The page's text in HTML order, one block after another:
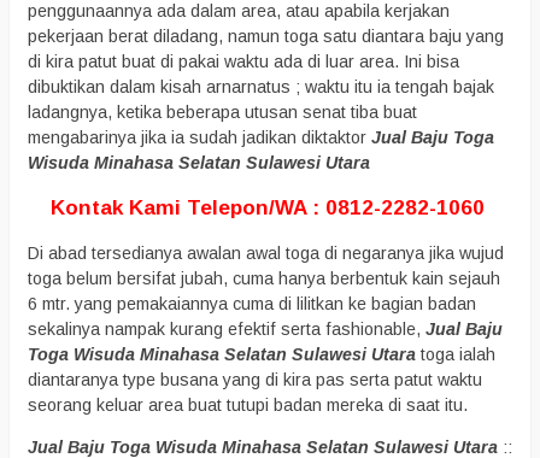
penggunaannya ada dalam area, atau apabila kerjakan
pekerjaan berat diladang, namun toga satu diantara baju yang
di kira patut buat di pakai waktu ada di luar area. Ini bisa
dibuktikan dalam kisah arnarnatus ; waktu itu ia tengah bajak
ladangnya, ketika beberapa utusan senat tiba buat
mengabarinya jika ia sudah jadikan diktaktor Jual Baju Toga
Wisuda Minahasa Selatan Sulawesi Utara
Kontak Kami Telepon/WA : 0812-2282-1060
Di abad tersedianya awalan awal toga di negaranya jika wujud
toga belum bersifat jubah, cuma hanya berbentuk kain sejauh
6 mtr. yang pemakaiannya cuma di lilitkan ke bagian badan
sekalinya nampak kurang efektif serta fashionable, Jual Baju
Toga Wisuda Minahasa Selatan Sulawesi Utara toga ialah
diantaranya type busana yang di kira pas serta patut waktu
seorang keluar area buat tutupi badan mereka di saat itu.
Jual Baju Toga Wisuda Minahasa Selatan Sulawesi Utara ::